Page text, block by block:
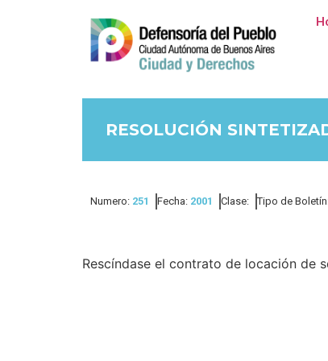
RESOLUCIÓN
Numero: 251 Fecha: 2001 Clase: Tipo de
Rescíndase el contrato de locación de